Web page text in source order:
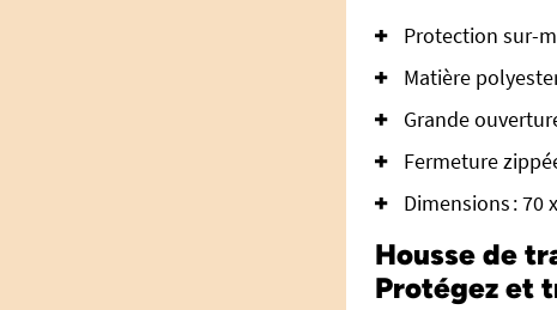
Protection sur-
Matière
Grande
Fermeture
Dimensions : 70
Housse de
Protégez et